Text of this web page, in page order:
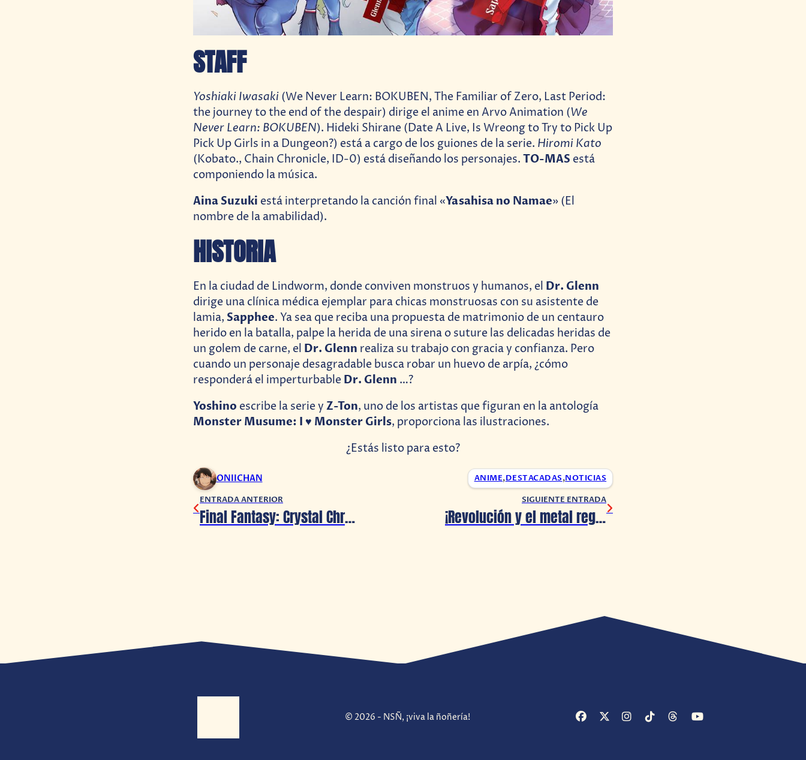
STAFF
Yoshiaki Iwasaki (We Never Learn: BOKUBEN, The Familiar of Zero, Last Period:
the journey to the end of the despair) dirige el anime en Arvo Animation (We
Never Learn: BOKUBEN). Hideki Shirane (Date A Live, Is Wreong to Try to Pick Up
Pick Up Girls in a Dungeon?) está a cargo de los guiones de la serie. Hiromi Kato
(Kobato., Chain Chronicle, ID-0) está diseñando los personajes. TO-MAS está
componiendo la música.
Aina Suzuki está interpretando la canción final «Yasahisa no Namae» (El
nombre de la amabilidad).
HISTORIA
En la ciudad de Lindworm, donde conviven monstruos y humanos, el Dr. Glenn
dirige una clínica médica ejemplar para chicas monstruosas con su asistente de
lamia, Sapphee. Ya sea que reciba una propuesta de matrimonio de un centauro
herido en la batalla, palpe la herida de una sirena o suture las delicadas heridas de
un golem de carne, el Dr. Glenn realiza su trabajo con gracia y confianza. Pero
cuando un personaje desagradable busca robar un huevo de arpía, ¿cómo
responderá el imperturbable Dr. Glenn …?
Yoshino escribe la serie y Z-Ton, uno de los artistas que figuran en la antología
Monster Musume: I ♥ Monster Girls, proporciona las ilustraciones.
¿Estás listo para esto?
ONIICHAN ANIME,DESTACADAS,NOTICIAS
ENTRADA ANTERIOR
Final Fantasy: Crystal Chronicles Remastered Edition presentará un nuevo demo
SIGUIENTE ENTRADA
¡Revolución y el metal regresan a Free Fire!
© 2026 - NSÑ, ¡viva la ñoñería!